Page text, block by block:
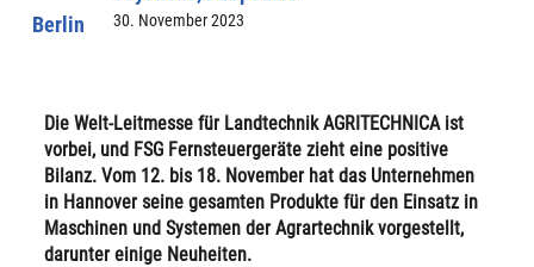
Die Welt-Leitmesse für Landtechnik AGRITECHNICA ist
vorbei, und FSG Fernsteuergeräte zieht eine positive
Bilanz. Vom 12. bis 18. November hat das Unternehmen
in Hannover seine gesamten Produkte für den Einsatz in
Maschinen und Systemen der Agrartechnik vorgestellt,
darunter einige Neuheiten.
Berlin 30. November 2023